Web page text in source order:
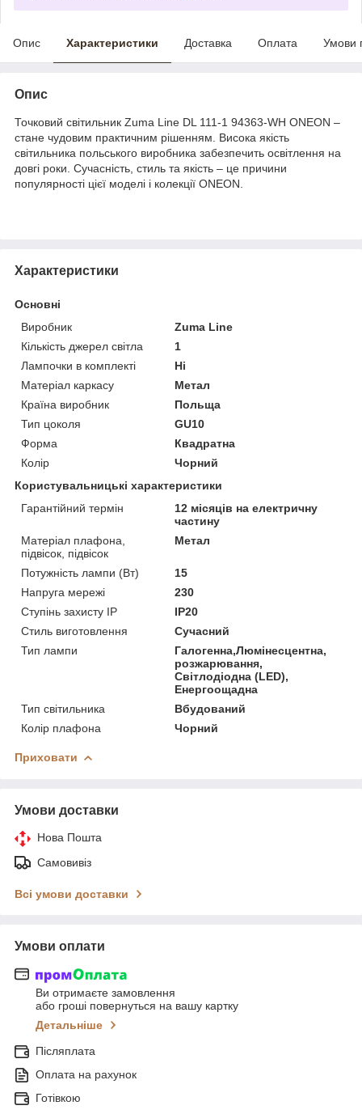
Опис Характеристики Доставка Оплата Умови
Опис
Точковий світильник Zuma Line DL 111-1 94363-WH ONEON –
стане чудовим практичним рішенням. Висока якість
світильника польського виробника забезпечить освітлення на
довгі роки. Сучасність, стиль та якість – це причини
популярності цієї моделі і колекції ONEON.
Характеристики
Основні
Виробник
Zuma Line
Кількість джерел світла
1
Лампочки в комплекті
Ні
Матеріал каркасу
Метал
Країна виробник
Польща
Тип цоколя
GU10
Форма
Квадратна
Колір
Чорний
Користувальницькі характеристики
Гарантійний термін
12 місяців на електричну
частину
Матеріал плафона,
підвісок, підвісок
Метал
Потужність лампи (Вт)
15
Напруга мережі
230
Ступінь захисту IP
IP20
Стиль виготовлення
Сучасний
Тип лампи
Галогенна,Люмінесцентна,
розжарювання,
Світлодіодна (LED),
Енергоощадна
Тип світильника
Вбудований
Колір плафона
Чорний
Приховати
Умови доставки
Нова Пошта
Самовивіз
Всі умови доставки
Умови оплати
Ви отримаєте замовлення
або гроші повернуться на вашу картку
Детальніше
Післяплата
Оплата на рахунок
Готівкою